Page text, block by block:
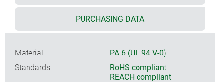
PURCHASING DATA
Material
PA 6 (UL 94 V-0)
Standards
RoHS compliant
REACH compliant